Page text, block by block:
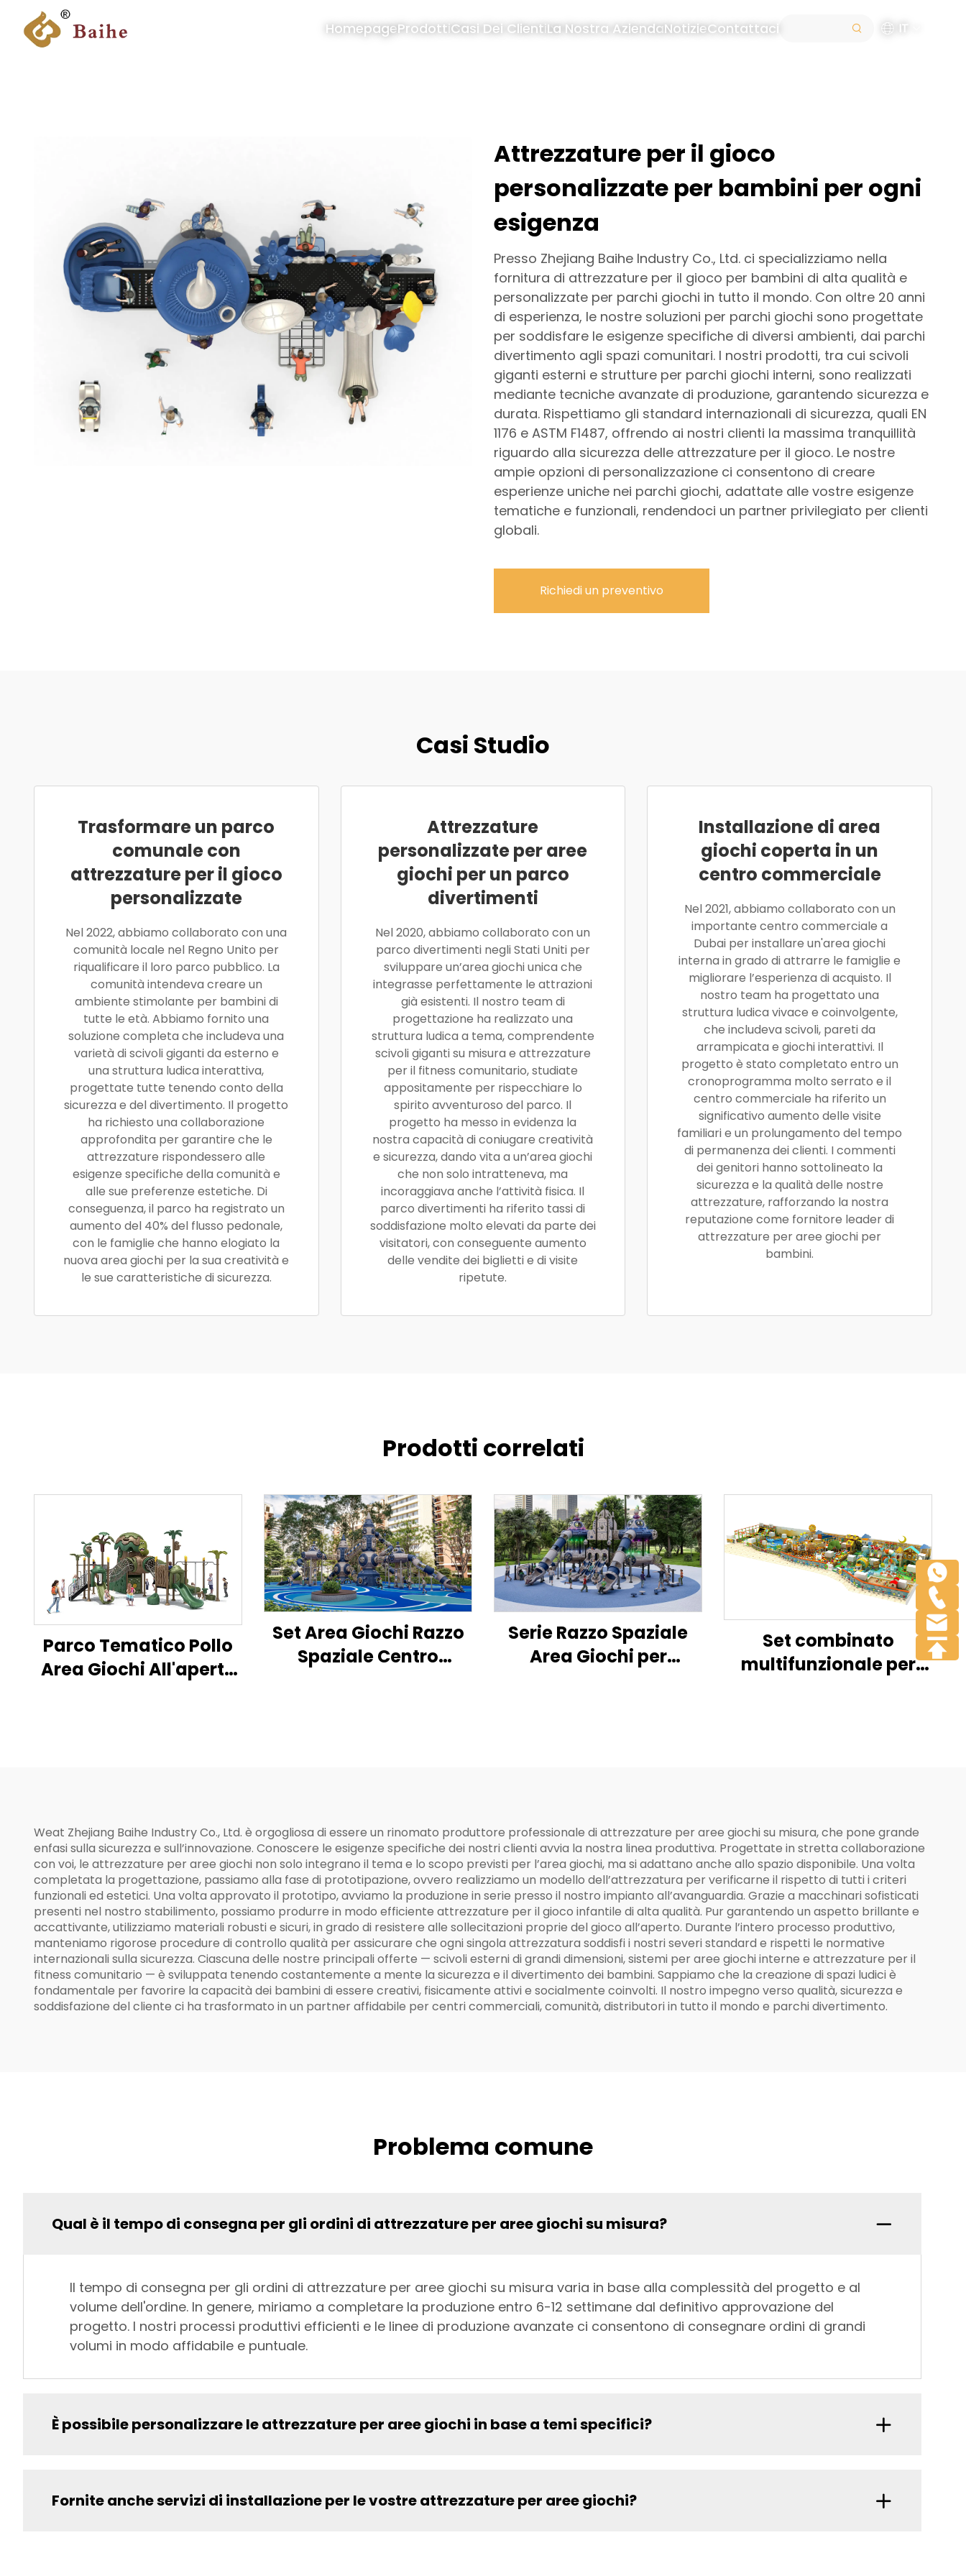
HomepageProdotti Casi Dei Clienti La Nostra AziendaNotizieContattaci IT
Attrezzature per il gioco
personalizzate per bambini per ogni
esigenza
Presso Zhejiang Baihe Industry Co., Ltd. ci specializziamo nella
fornitura di attrezzature per il gioco per bambini di alta qualità e
personalizzate per parchi giochi in tutto il mondo. Con oltre 20 anni
di esperienza, le nostre soluzioni per parchi giochi sono progettate
per soddisfare le esigenze specifiche di diversi ambienti, dai parchi
divertimento agli spazi comunitari. I nostri prodotti, tra cui scivoli
giganti esterni e strutture per parchi giochi interni, sono realizzati
mediante tecniche avanzate di produzione, garantendo sicurezza e
durata. Rispettiamo gli standard internazionali di sicurezza, quali EN
1176 e ASTM F1487, offrendo ai nostri clienti la massima tranquillità
riguardo alla sicurezza delle attrezzature per il gioco. Le nostre
ampie opzioni di personalizzazione ci consentono di creare
esperienze uniche nei parchi giochi, adattate alle vostre esigenze
tematiche e funzionali, rendendoci un partner privilegiato per clienti
globali.
Richiedi un preventivo
Casi Studio
Trasformare un parco
comunale con
attrezzature per il gioco
personalizzate
Nel 2022, abbiamo collaborato con una
comunità locale nel Regno Unito per
riqualificare il loro parco pubblico. La
comunità intendeva creare un
ambiente stimolante per bambini di
tutte le età. Abbiamo fornito una
soluzione completa che includeva una
varietà di scivoli giganti da esterno e
una struttura ludica interattiva,
progettate tutte tenendo conto della
sicurezza e del divertimento. Il progetto
ha richiesto una collaborazione
approfondita per garantire che le
attrezzature rispondessero alle
esigenze specifiche della comunità e
alle sue preferenze estetiche. Di
conseguenza, il parco ha registrato un
aumento del 40% del flusso pedonale,
con le famiglie che hanno elogiato la
nuova area giochi per la sua creatività e
le sue caratteristiche di sicurezza.
Attrezzature
personalizzate per aree
giochi per un parco
divertimenti
Nel 2020, abbiamo collaborato con un
parco divertimenti negli Stati Uniti per
sviluppare un’area giochi unica che
integrasse perfettamente le attrazioni
già esistenti. Il nostro team di
progettazione ha realizzato una
struttura ludica a tema, comprendente
scivoli giganti su misura e attrezzature
per il fitness comunitario, studiate
appositamente per rispecchiare lo
spirito avventuroso del parco. Il
progetto ha messo in evidenza la
nostra capacità di coniugare creatività
e sicurezza, dando vita a un’area giochi
che non solo intratteneva, ma
incoraggiava anche l’attività fisica. Il
parco divertimenti ha riferito tassi di
soddisfazione molto elevati da parte dei
visitatori, con conseguente aumento
delle vendite dei biglietti e di visite
ripetute.
Installazione di area
giochi coperta in un
centro commerciale
Nel 2021, abbiamo collaborato con un
importante centro commerciale a
Dubai per installare un'area giochi
interna in grado di attrarre le famiglie e
migliorare l’esperienza di acquisto. Il
nostro team ha progettato una
struttura ludica vivace e coinvolgente,
che includeva scivoli, pareti da
arrampicata e giochi interattivi. Il
progetto è stato completato entro un
cronoprogramma molto serrato e il
centro commerciale ha riferito un
significativo aumento delle visite
familiari e un prolungamento del tempo
di permanenza dei clienti. I commenti
dei genitori hanno sottolineato la
sicurezza e la qualità delle nostre
attrezzature, rafforzando la nostra
reputazione come fornitore leader di
attrezzature per aree giochi per
bambini.
Prodotti correlati
Parco Tematico Pollo
Area Giochi All'aperto
Set Area Giochi Razzo
Spaziale Centro
Serie Razzo Spaziale
Area Giochi per
Set combinato
multifunzionale per
Weat Zhejiang Baihe Industry Co., Ltd. è orgogliosa di essere un rinomato produttore professionale di attrezzature per aree giochi su misura, che pone grande
enfasi sulla sicurezza e sull’innovazione. Conoscere le esigenze specifiche dei nostri clienti avvia la nostra linea produttiva. Progettate in stretta collaborazione
con voi, le attrezzature per aree giochi non solo integrano il tema e lo scopo previsti per l’area giochi, ma si adattano anche allo spazio disponibile. Una volta
completata la progettazione, passiamo alla fase di prototipazione, ovvero realizziamo un modello dell’attrezzatura per verificarne il rispetto di tutti i criteri
funzionali ed estetici. Una volta approvato il prototipo, avviamo la produzione in serie presso il nostro impianto all’avanguardia. Grazie a macchinari sofisticati
presenti nel nostro stabilimento, possiamo produrre in modo efficiente attrezzature per il gioco infantile di alta qualità. Pur garantendo un aspetto brillante e
accattivante, utilizziamo materiali robusti e sicuri, in grado di resistere alle sollecitazioni proprie del gioco all’aperto. Durante l’intero processo produttivo,
manteniamo rigorose procedure di controllo qualità per assicurare che ogni singola attrezzatura soddisfi i nostri severi standard e rispetti le normative
internazionali sulla sicurezza. Ciascuna delle nostre principali offerte — scivoli esterni di grandi dimensioni, sistemi per aree giochi interne e attrezzature per il
fitness comunitario — è sviluppata tenendo costantemente a mente la sicurezza e il divertimento dei bambini. Sappiamo che la creazione di spazi ludici è
fondamentale per favorire la capacità dei bambini di essere creativi, fisicamente attivi e socialmente coinvolti. Il nostro impegno verso qualità, sicurezza e
soddisfazione del cliente ci ha trasformato in un partner affidabile per centri commerciali, comunità, distributori in tutto il mondo e parchi divertimento.
Problema comune
Qual è il tempo di consegna per gli ordini di attrezzature per aree giochi su misura?
Il tempo di consegna per gli ordini di attrezzature per aree giochi su misura varia in base alla complessità del progetto e al
volume dell'ordine. In genere, miriamo a completare la produzione entro 6-12 settimane dal definitivo approvazione del
progetto. I nostri processi produttivi efficienti e le linee di produzione avanzate ci consentono di consegnare ordini di grandi
volumi in modo affidabile e puntuale.
È possibile personalizzare le attrezzature per aree giochi in base a temi specifici?
Fornite anche servizi di installazione per le vostre attrezzature per aree giochi?